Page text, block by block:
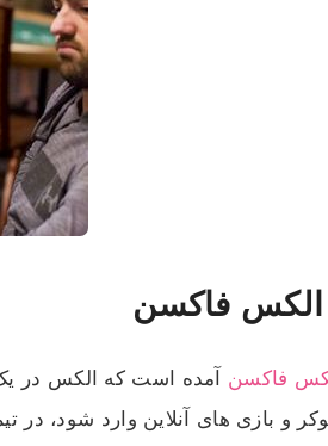
الکس فاکسن
فاکسن